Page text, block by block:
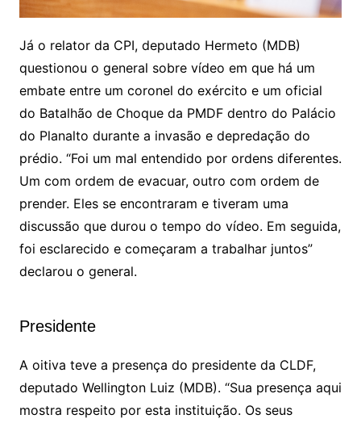
Já o relator da CPI, deputado Hermeto (MDB)
questionou o general sobre vídeo em que há um
embate entre um coronel do exército e um oficial
do Batalhão de Choque da PMDF dentro do Palácio
do Planalto durante a invasão e depredação do
prédio. “Foi um mal entendido por ordens diferentes.
Um com ordem de evacuar, outro com ordem de
prender. Eles se encontraram e tiveram uma
discussão que durou o tempo do vídeo. Em seguida,
foi esclarecido e começaram a trabalhar juntos”
declarou o general.
Presidente
A oitiva teve a presença do presidente da CLDF,
deputado Wellington Luiz (MDB). “Sua presença aqui
mostra respeito por esta instituição. Os seus